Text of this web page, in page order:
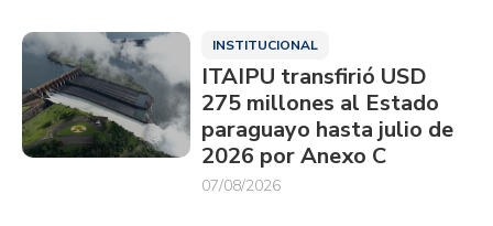
INSTITUCIONAL
ITAIPU transfirió USD
275 millones al Estado
paraguayo hasta julio de
2026 por Anexo C
07/08/2026